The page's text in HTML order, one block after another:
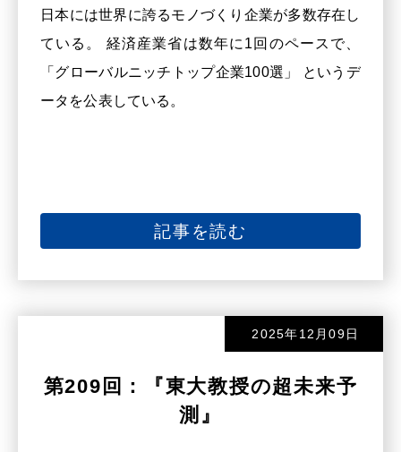
日本には世界に誇るモノづくり企業が多数存在し
ている。 経済産業省は数年に1回のペースで、
「グローバルニッチトップ企業100選」 というデ
ータを公表している。
記事を読む
2025年12月09日
第209回：『東大教授の超未来予
測』